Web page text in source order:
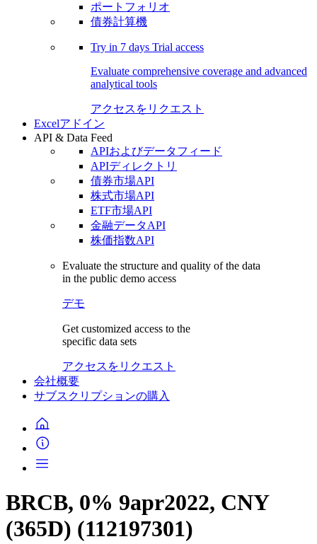
ポートフォリオ
債券計算機
Try in 7 days Trial access
Evaluate comprehensive coverage and advanced
analytical tools
アクセスをリクエスト
Excelアドイン
API & Data Feed
APIおよびデータフィード
APIディレクトリ
債券市場API
株式市場API
ETF市場API
金融データAPI
株価指数API
Evaluate the structure and quality of the data
in the public demo access
デモ
Get customized access to the
specific data sets
アクセスをリクエスト
会社概要
サブスクリプションの購入
BRCB, 0% 9apr2022, CNY
(365D) (112197301)